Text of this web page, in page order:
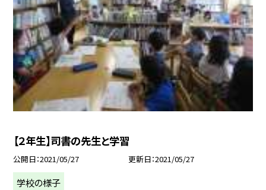
【２年生】司書の先生と学習
公開日 2021/05/27 更新日 2021/05/27
学校の様子